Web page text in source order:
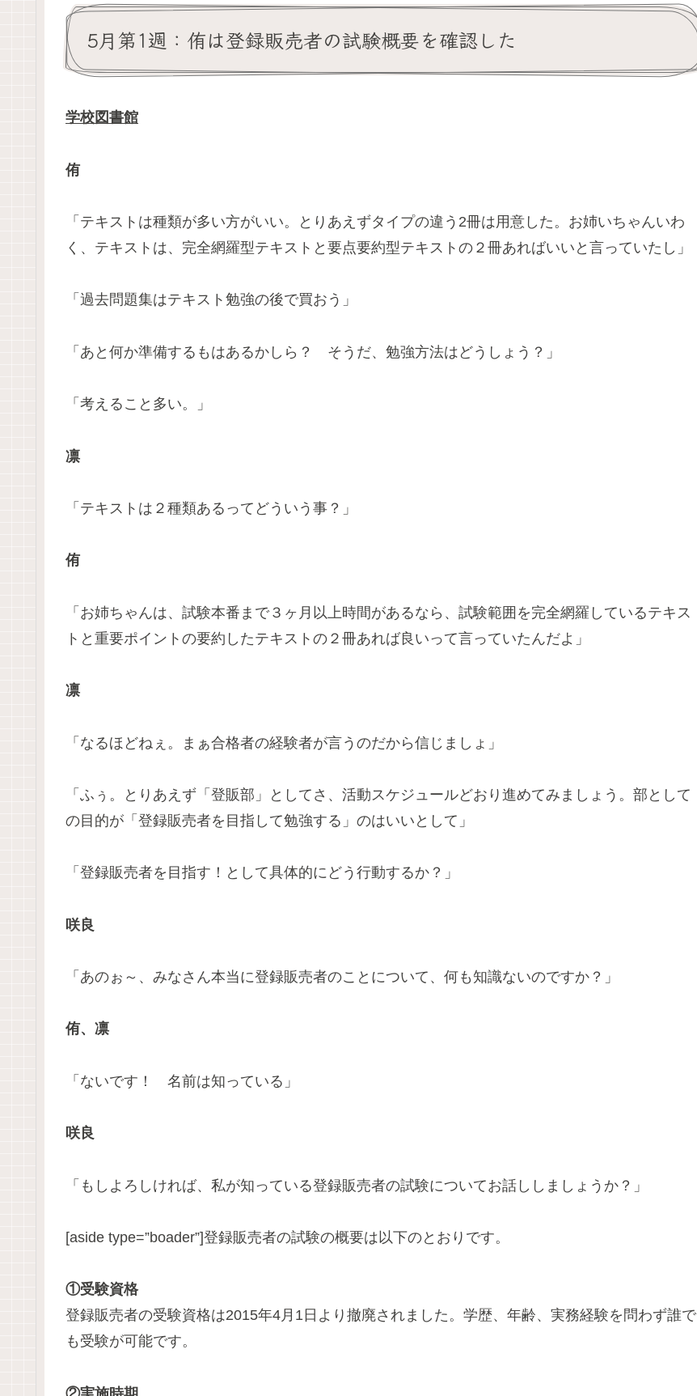
5月第1週：侑は登録販売者の試験概要を確認した
学校図書館
侑
「テキストは種類が多い方がいい。とりあえずタイプの違う2冊は用意した。お姉いちゃんいわ
く、テキストは、完全網羅型テキストと要点要約型テキストの２冊あればいいと言っていたし」
「過去問題集はテキスト勉強の後で買おう」
「あと何か準備するもはあるかしら？ そうだ、勉強方法はどうしょう？」
「考えること多い。」
凛
「テキストは２種類あるってどういう事？」
侑
「お姉ちゃんは、試験本番まで３ヶ月以上時間があるなら、試験範囲を完全網羅しているテキス
トと重要ポイントの要約したテキストの２冊あれば良いって言っていたんだよ」
凛
「なるほどねぇ。まぁ合格者の経験者が言うのだから信じましょ」
「ふぅ。とりあえず「登販部」としてさ、活動スケジュールどおり進めてみましょう。部として
の目的が「登録販売者を目指して勉強する」のはいいとして」
「登録販売者を目指す！として具体的にどう行動するか？」
咲良
「あのぉ～、みなさん本当に登録販売者のことについて、何も知識ないのですか？」
侑、凛
「ないです！ 名前は知っている」
咲良
「もしよろしければ、私が知っている登録販売者の試験についてお話ししましょうか？」
[aside type=”boader”]登録販売者の試験の概要は以下のとおりです。
①受験資格
登録販売者の受験資格は2015年4月1日より撤廃されました。学歴、年齢、実務経験を問わず誰で
も受験が可能です。